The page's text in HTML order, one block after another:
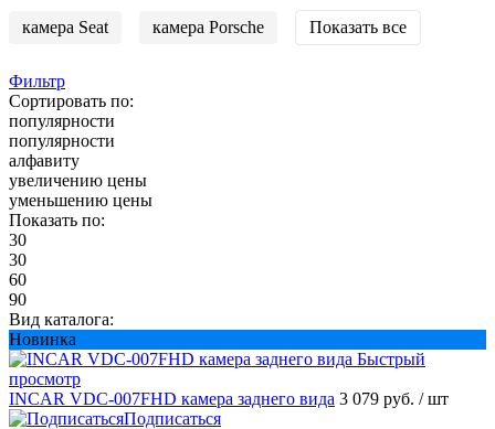
камера Seat камера Porsche Показать все
Фильтр
Сортировать по:
популярности
популярности
алфавиту
увеличению цены
уменьшению цены
Показать по:
30
30
60
90
Вид каталога:
Новинка
Быстрый
просмотр
INCAR VDC-007FHD камера заднего вида 3 079 руб. / шт
Подписаться